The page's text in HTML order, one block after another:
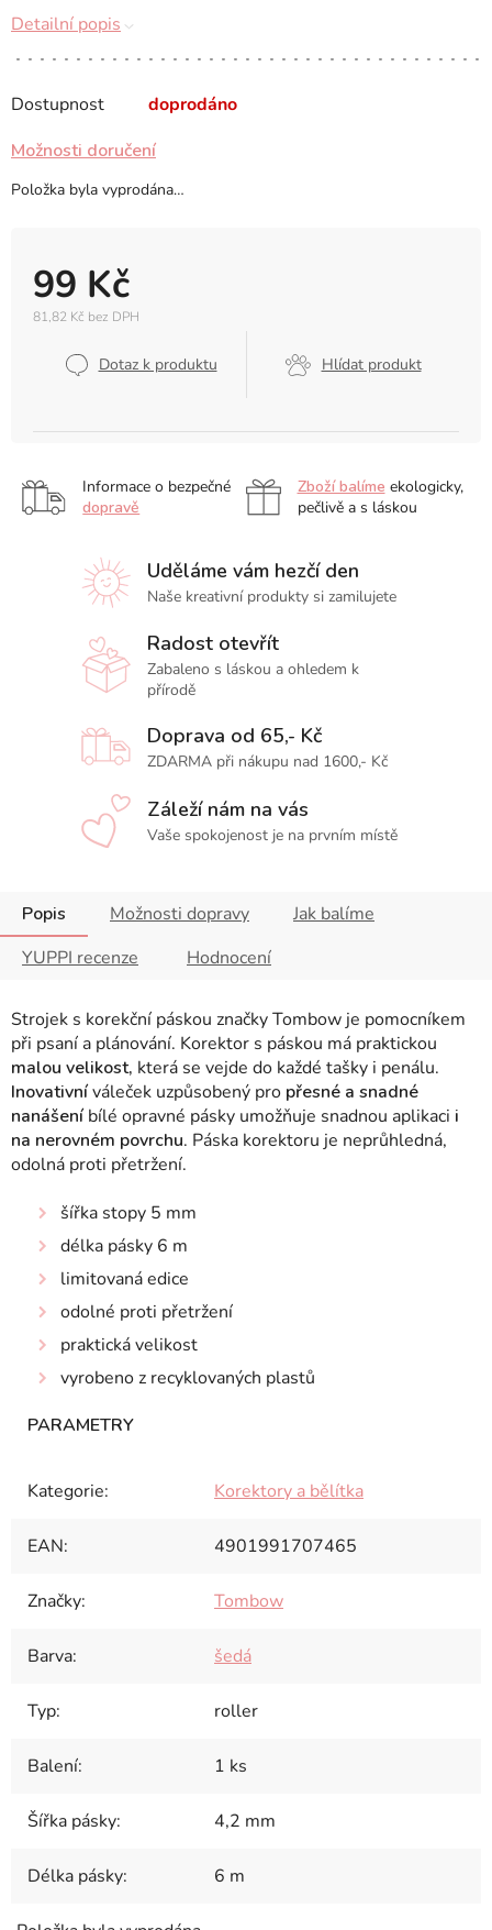
Dostupnost doprodáno
99 Kč
81,82 Kč bez DPH
Dotaz k produktu Hlídat produkt
Možnosti doručení
Položka byla vyprodána…
Detailní popis
Informace o bezpečné
dopravě
Zboží balíme ekologicky,
pečlivě a s láskou
Uděláme vám hezčí den
Naše kreativní produkty si zamilujete
Radost otevřít
Zabaleno s láskou a ohledem k
přírodě
Doprava od 65,- Kč
ZDARMA při nákupu nad 1600,- Kč
Záleží nám na vás
Vaše spokojenost je na prvním místě
Popis Možnosti dopravy
Jak balíme
YUPPI recenze
Hodnocení
Strojek s korekční páskou značky Tombow je pomocníkem
při psaní a plánování. Korektor s páskou má praktickou
malou velikost, která se vejde do každé tašky i penálu.
Inovativníváleček uzpůsobený pro přesné a snadné
nanášeníbílé opravné pásky umožňuje snadnou aplikaci i
na nerovném povrchu. Páska korektoru je neprůhledná,
odolná proti přetržení.
šířka stopy 5 mm
délka pásky 6 m
limitovaná edice
odolné proti přetržení
praktická velikost
vyrobeno z recyklovaných plastů
Kategorie: Korektory a bělítka
EAN: 4901991707465
Značky: Tombow
Barva: šedá
Typ: roller
Balení: 1 ks
Šířka pásky: 4,2 mm
Délka pásky: 6 m